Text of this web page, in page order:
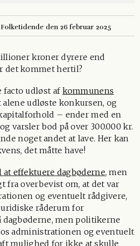
den 26 februar 2025
kroner dyrere end
det kommet hertil?
facto udløst afkommunens
udløste konkursen, og
– ender med en
varsler bod på over 300.000 kr.
noget andet at lave. Her kan
det måtte have!
effektuere dagbøderne, men
fra overbevist om, at det var
og eventuelt rådgivere,
råderum for
men politikerne
administrationen og eventuelt
mulighed for ikke at skulle